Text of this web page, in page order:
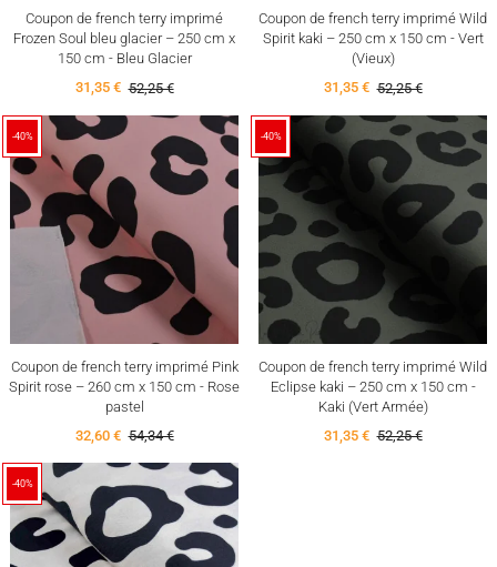
Coupon de french terry imprimé
Frozen Soul bleu glacier – 250 cm x
150 cm - Bleu Glacier
31,35 € 52,25 €
Coupon de french terry imprimé Wild
Spirit kaki – 250 cm x 150 cm - Vert
(Vieux)
31,35 € 52,25 €
-40%
Coupon de french terry imprimé Pink
Spirit rose – 260 cm x 150 cm - Rose
pastel
32,60 € 54,34 €
-40%
Coupon de french terry imprimé Wild
Eclipse kaki – 250 cm x 150 cm -
Kaki (Vert Armée)
31,35 € 52,25 €
-40%